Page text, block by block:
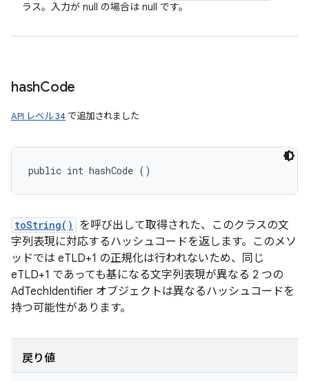
ラス。入力が null の場合は null です。
hashCode
API レベル 34 で追加されました
public int hashCode ()
toString()
を呼び出して取得された、このクラスの文
字列表現に対応するハッシュコードを返します。このメソ
ッドでは eTLD+1 の正規化は行われないため、同じ
eTLD+1 であっても基になる文字列表現が異なる 2 つの
AdTechIdentifier オブジェクトは異なるハッシュコードを
持つ可能性があります。
戻り値